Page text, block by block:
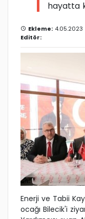
hayatta
Ekleme: 4.05.2023
Editör:
Enerji ve Tabii
ocağı Bilecik'i